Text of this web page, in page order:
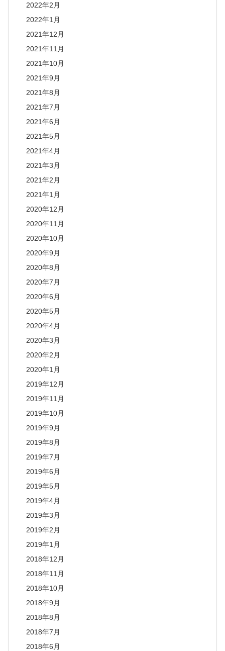
2022年2月
2022年1月
2021年12月
2021年11月
2021年10月
2021年9月
2021年8月
2021年7月
2021年6月
2021年5月
2021年4月
2021年3月
2021年2月
2021年1月
2020年12月
2020年11月
2020年10月
2020年9月
2020年8月
2020年7月
2020年6月
2020年5月
2020年4月
2020年3月
2020年2月
2020年1月
2019年12月
2019年11月
2019年10月
2019年9月
2019年8月
2019年7月
2019年6月
2019年5月
2019年4月
2019年3月
2019年2月
2019年1月
2018年12月
2018年11月
2018年10月
2018年9月
2018年8月
2018年7月
2018年6月